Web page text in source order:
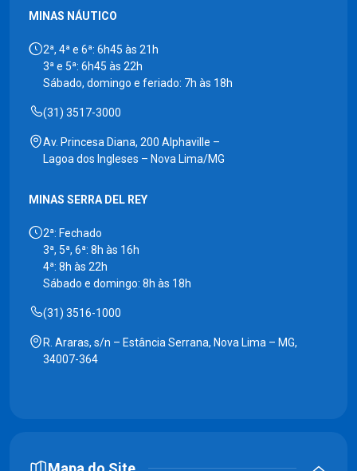
MINAS NÁUTICO
2ª, 4ª e 6ª: 6h45 às 21h
3ª e 5ª: 6h45 às 22h
Sábado, domingo e feriado: 7h às 18h
(31) 3517-3000
Av. Princesa Diana, 200 Alphaville –
Lagoa dos Ingleses – Nova Lima/MG
MINAS SERRA DEL REY
2ª: Fechado
3ª, 5ª, 6ª: 8h às 16h
4ª: 8h às 22h
Sábado e domingo: 8h às 18h
(31) 3516-1000
R. Araras, s/n – Estância Serrana, Nova Lima – MG,
34007-364